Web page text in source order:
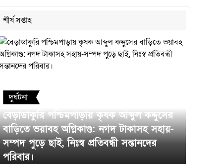
কারণ উদঘাটন করে প্রয়োজনীয় আইনগত ব্যবস্থা নেওয়া হবে।
ব্যাটারিচালিত রিকশার দখলে টাঙ্গাইল পৌর সড়ক,
চরম ভোগান্তিতে নগরবাসী।
শীর্ষ সপ্তাহ
দুর্ঘটনা
বেড়াডাকুরি পশ্চিমপাড়ায় কৃষক আব্দুল কদ্দুসের
বাড়িতে ভয়াবহ অগ্নিকাণ্ড: নগদ টাকাসহ সহায়-
সম্পদ পুড়ে ছাই, নিঃস্ব প্রতিবন্ধী সন্তানদের
পরিবার।